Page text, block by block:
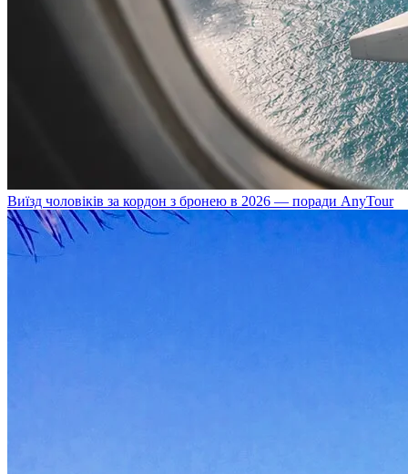
Виїзд чоловіків за кордон з бронею в 2026 — поради AnyTour